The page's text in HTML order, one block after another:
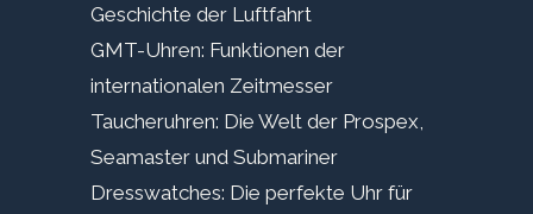
Geschichte der Luftfahrt
GMT-Uhren: Funktionen der
internationalen Zeitmesser
Taucheruhren: Die Welt der Prospex,
Seamaster und Submariner
Dresswatches: Die perfekte Uhr für